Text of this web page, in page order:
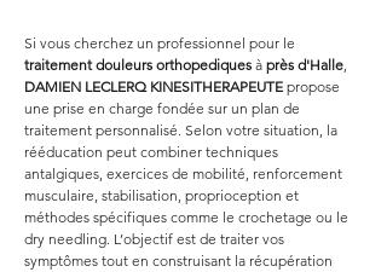
Si vous cherchez un professionnel pour le
traitement douleurs orthopediques à près d'Halle,
DAMIEN LECLERQ KINESITHERAPEUTE propose
une prise en charge fondée sur un plan de
traitement personnalisé. Selon votre situation, la
rééducation peut combiner techniques
antalgiques, exercices de mobilité, renforcement
musculaire, stabilisation, proprioception et
méthodes spécifiques comme le crochetage ou le
dry needling. L’objectif est de traiter vos
symptômes tout en construisant la récupération